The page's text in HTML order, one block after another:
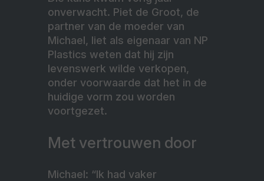
onverwacht. Piet de Groot, de
partner van de moeder van
Michael, liet als eigenaar van NP
Plastics weten dat hij zijn
levenswerk wilde verkopen,
onder voorwaarde dat het in de
huidige vorm zou worden
voortgezet.
Met vertrouwen door
Michael: “Ik had vaker